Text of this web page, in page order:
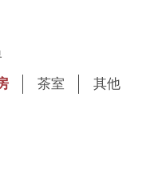
茶室 其他